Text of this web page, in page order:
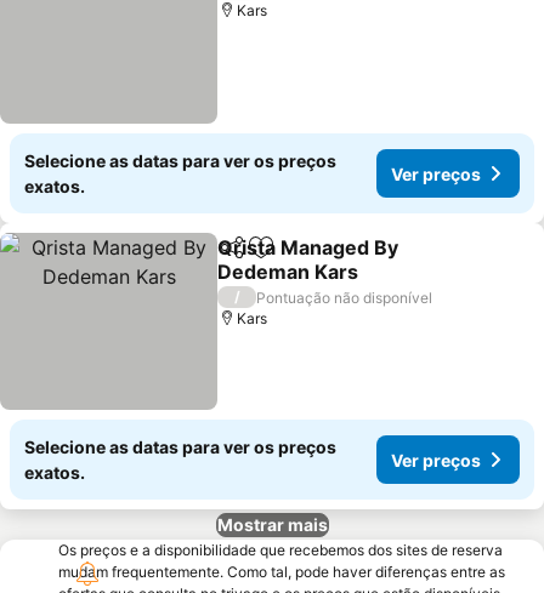
Kars
Selecione as datas para ver os preços
exatos.
Ver preços
PartilharAdicionar aos favoritos
Qrista Managed By
Dedeman Kars
/
Pontuação não disponível
Kars
Selecione as datas para ver os preços
exatos.
Ver preços
Mostrar mais
Os preços e a disponibilidade que recebemos dos sites de reserva
mudam frequentemente. Como tal, pode haver diferenças entre as